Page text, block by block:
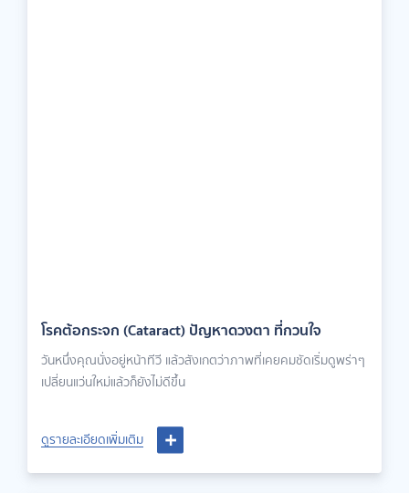
โรคต้อกระจก (Cataract) ปัญหาดวงตา ที่กวนใจ
วันหนึ่งคุณนั่งอยู่หน้าทีวี แล้วสังเกตว่าภาพที่เคยคมชัดเริ่มดูพร่าๆ
เปลี่ยนแว่นใหม่แล้วก็ยังไม่ดีขึ้น
ดูรายละเอียดเพิ่มเติม